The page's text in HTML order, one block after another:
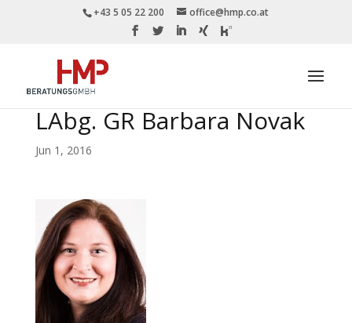
+43 5 05 22 200 office@hmp.co.at
LAbg. GR Barbara Novak
Jun 1, 2016